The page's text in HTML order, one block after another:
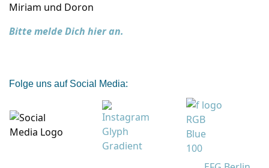
Miriam und Doron
Bitte melde Dich hier an.
Folge uns auf Social Media: